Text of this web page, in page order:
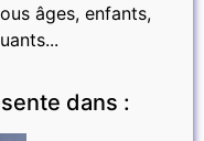
âges, enfants,
dans :